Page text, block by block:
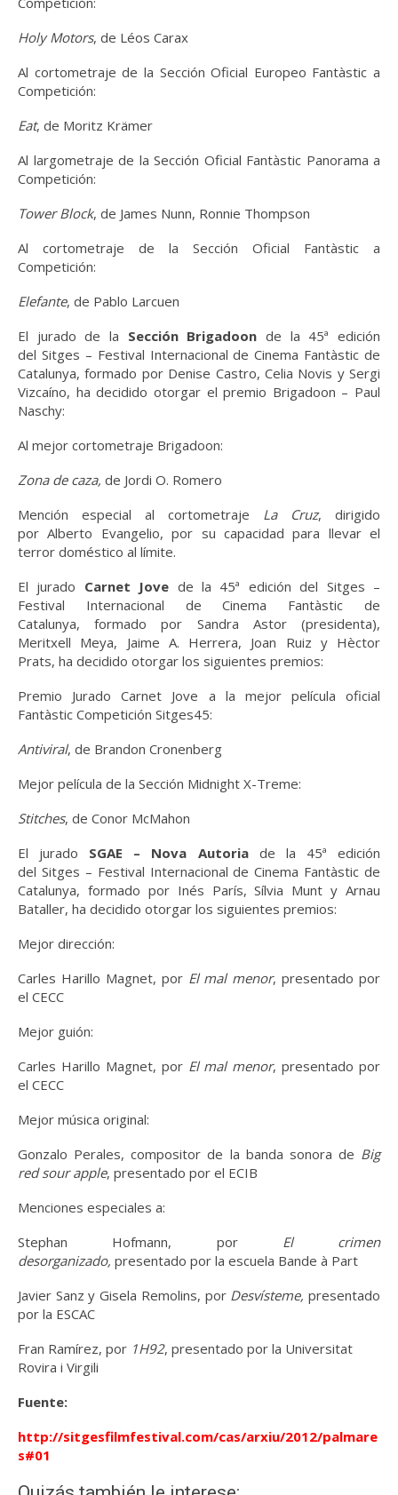
Holy Motors, de Léos Carax
Al cortometraje de la Sección Oficial Europeo Fantàstic a
Competición:
Eat, de Moritz Krämer
Al largometraje de la Sección Oficial Fantàstic Panorama a
Competición:
Tower Block, de James Nunn, Ronnie Thompson
Al cortometraje de la Sección Oficial Fantàstic a
Competición:
Elefante, de Pablo Larcuen
El jurado de la Sección Brigadoon de la 45ª edición
del Sitges – Festival Internacional de Cinema Fantàstic de
Catalunya, formado por Denise Castro, Celia Novis y Sergi
Vizcaíno, ha decidido otorgar el premio Brigadoon – Paul
Naschy:
Al mejor cortometraje Brigadoon:
Zona de caza, de Jordi O. Romero
Mención especial al cortometraje La Cruz, dirigido
por Alberto Evangelio, por su capacidad para llevar el
terror doméstico al límite.
El jurado Carnet Jove de la 45ª edición del Sitges –
Festival Internacional de Cinema Fantàstic de
Catalunya, formado por Sandra Astor (presidenta),
Meritxell Meya, Jaime A. Herrera, Joan Ruiz y Hèctor
Prats, ha decidido otorgar los siguientes premios:
Premio Jurado Carnet Jove a la mejor película oficial
Fantàstic Competición Sitges45:
Antiviral, de Brandon Cronenberg
Mejor película de la Sección Midnight X-Treme:
Stitches, de Conor McMahon
El jurado SGAE – Nova Autoria
de la 45ª edición
del Sitges – Festival Internacional de Cinema Fantàstic de
Catalunya, formado por Inés París, Sílvia Munt y Arnau
Bataller, ha decidido otorgar los siguientes premios:
Mejor dirección:
Carles Harillo Magnet, por El mal menor, presentado por
el CECC
Mejor guión:
Carles Harillo Magnet, por El mal menor, presentado por
el CECC
Mejor música original:
Gonzalo Perales, compositor de la banda sonora de Big
red sour apple, presentado por el ECIB
Menciones especiales a:
Stephan Hofmann, por El crimen
desorganizado, presentado por la escuela Bande à Part
Javier Sanz y Gisela Remolins, por Desvísteme,presentado
por la ESCAC
Fran Ramírez, por 1H92, presentado por la Universitat
Rovira i Virgili
Fuente:
http://sitgesfilmfestival.com/cas/arxiu/2012/palmare
s#01